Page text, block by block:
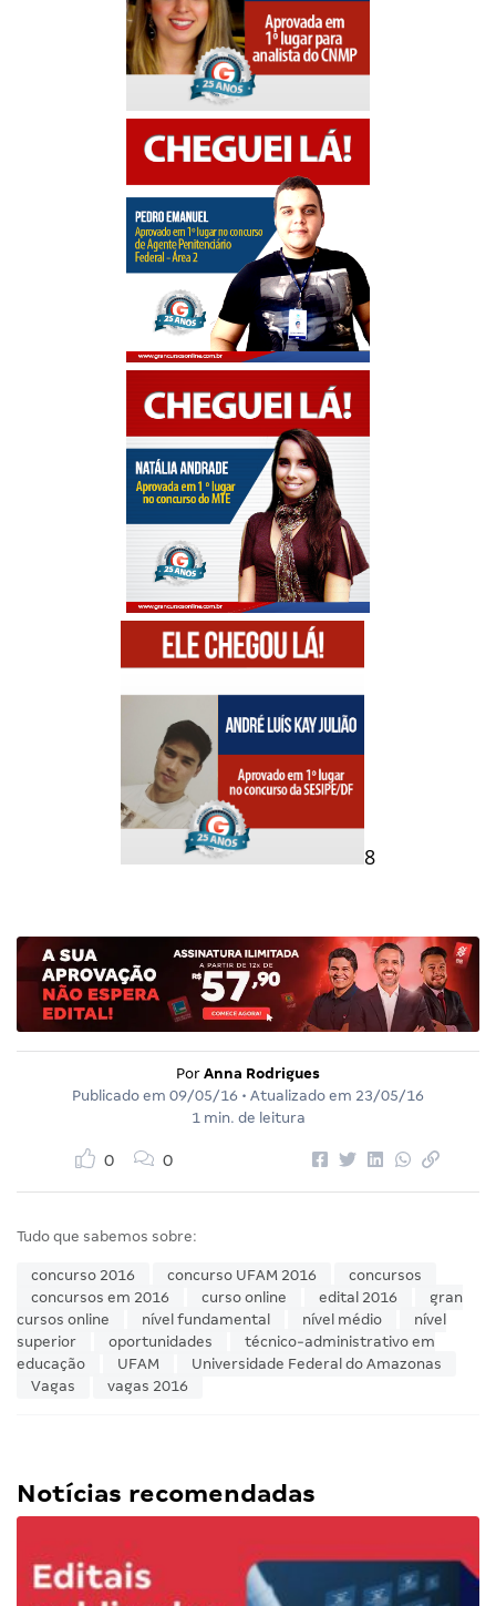
8
Por Anna Rodrigues
Publicado em 09/05/16 • Atualizado em 23/05/16
1 min. de leitura
0 0
Tudo que sabemos sobre:
concurso 2016 concurso UFAM 2016
concursos
concursos em 2016
curso online edital 2016
gran
cursos online
nível fundamental nível médio
nível
superior
oportunidades
técnico-administrativo em
educação
UFAM
Universidade Federal do Amazonas
Vagas
vagas 2016
Notícias recomendadas